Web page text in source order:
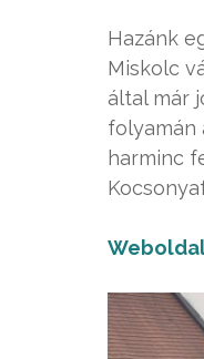
Hazánk
Miskolc
által már
folyamán
harminc